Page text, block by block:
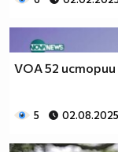
VOA 52 истории
5 02.08.2025